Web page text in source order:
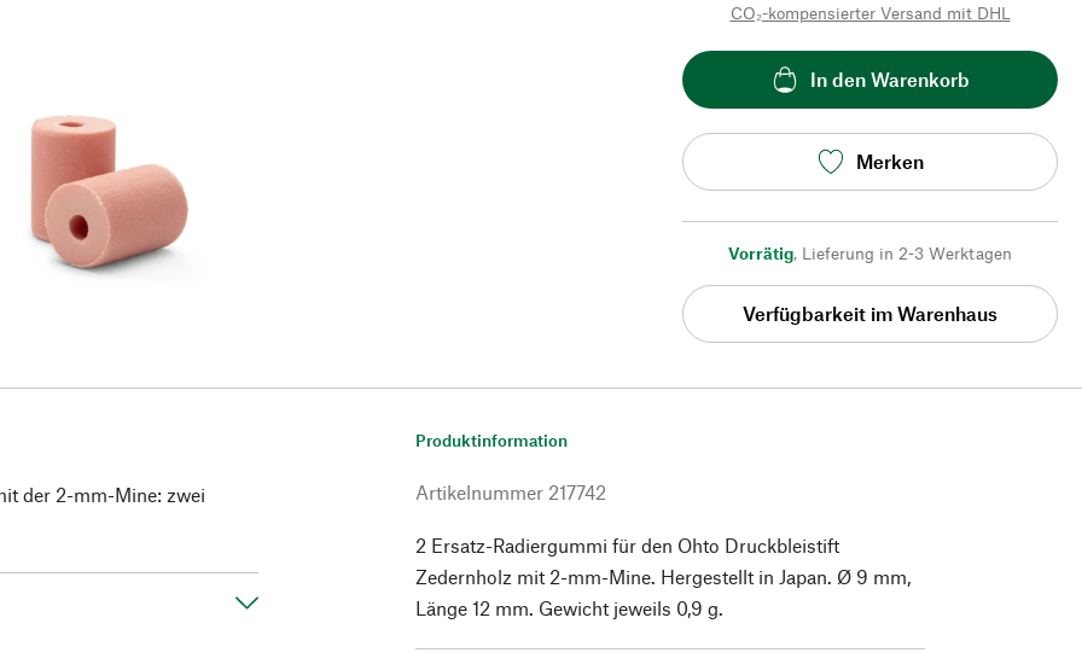
CO₂-kompensierter Versand mit DHL
In den Warenkorb
Merken
Vorrätig, Lieferung in 2-3 Werktagen
Verfügbarkeit im Warenhaus
der 2-mm-Mine: zwei
Produktinformation
Artikelnummer 217742
2 Ersatz-Radiergummi für den Ohto Druckbleistift
Zedernholz mit 2-mm-Mine. Hergestellt in Japan. Ø 9 mm,
Länge 12 mm. Gewicht jeweils 0,9 g.